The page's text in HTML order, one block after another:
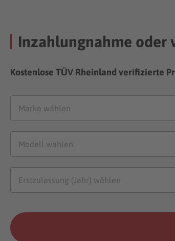
Inzahlungnahme oder
Kostenlose TÜV Rheinland verifizierte